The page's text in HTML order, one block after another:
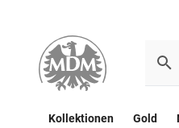
Kollektionen Gold